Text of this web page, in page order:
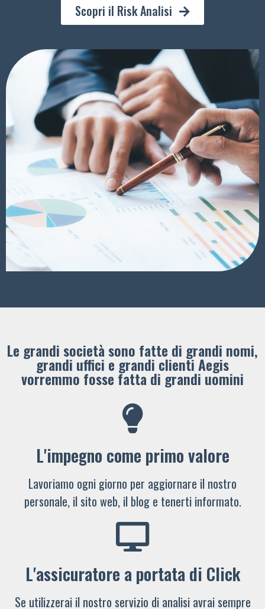
Scopri il Risk Analisi
Le grandi società sono fatte di grandi nomi,
grandi uffici e grandi clienti ​Aegis
vorremmo fosse fatta di grandi uomini
L'impegno come primo valore
Lavoriamo ogni giorno per aggiornare il nostro
personale, il sito web, il blog e tenerti informato.
L'assicuratore a portata di Click
Se utilizzerai il nostro servizio di analisi avrai sempre